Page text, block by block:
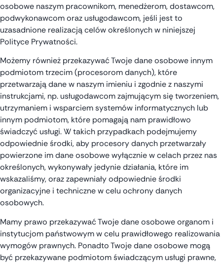
osobowe naszym pracownikom, menedżerom, dostawcom,
podwykonawcom oraz usługodawcom, jeśli jest to
uzasadnione realizacją celów określonych w niniejszej
Polityce Prywatności.
Możemy również przekazywać Twoje dane osobowe innym
podmiotom trzecim (procesorom danych), które
przetwarzają dane w naszym imieniu i zgodnie z naszymi
instrukcjami, np. usługodawcom zajmującym się tworzeniem,
utrzymaniem i wsparciem systemów informatycznych lub
innym podmiotom, które pomagają nam prawidłowo
świadczyć usługi. W takich przypadkach podejmujemy
odpowiednie środki, aby procesory danych przetwarzały
powierzone im dane osobowe wyłącznie w celach przez nas
określonych, wykonywały jedynie działania, które im
wskazaliśmy, oraz zapewniały odpowiednie środki
organizacyjne i techniczne w celu ochrony danych
osobowych.
Mamy prawo przekazywać Twoje dane osobowe organom i
instytucjom państwowym w celu prawidłowego realizowania
wymogów prawnych. Ponadto Twoje dane osobowe mogą
być przekazywane podmiotom świadczącym usługi prawne,